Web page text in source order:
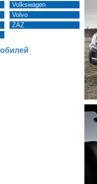
Volkswagen
Volvo
ZAZ